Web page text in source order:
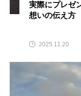
実際にプレゼ
想いの伝え方
2025.11.20